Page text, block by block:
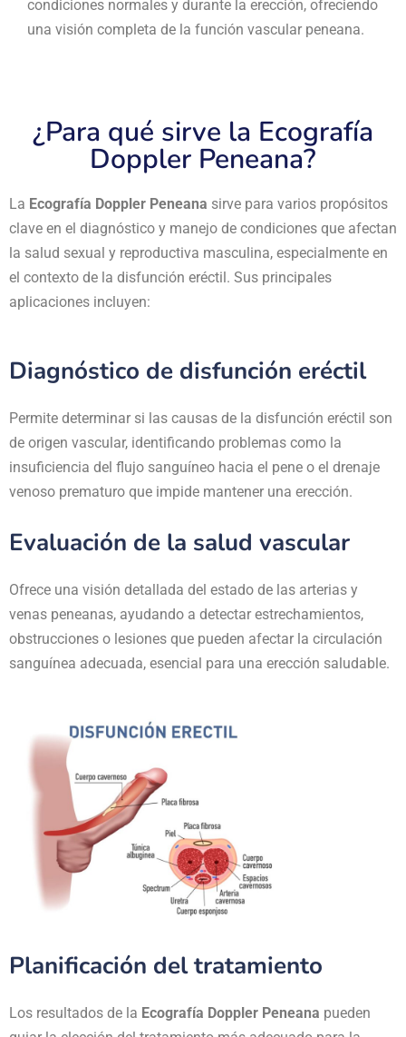
condiciones normales y durante la erección, ofreciendo
una visión completa de la función vascular peneana.
¿Para qué sirve la Ecografía
Doppler Peneana?
La Ecografía Doppler Peneana sirve para varios propósitos
clave en el diagnóstico y manejo de condiciones que afectan
la salud sexual y reproductiva masculina, especialmente en
el contexto de la disfunción eréctil. Sus principales
aplicaciones incluyen:
Diagnóstico de disfunción eréctil
Permite determinar si las causas de la disfunción eréctil son
de origen vascular, identificando problemas como la
insuficiencia del flujo sanguíneo hacia el pene o el drenaje
venoso prematuro que impide mantener una erección.
Evaluación de la salud vascular
Ofrece una visión detallada del estado de las arterias y
venas peneanas, ayudando a detectar estrechamientos,
obstrucciones o lesiones que pueden afectar la circulación
sanguínea adecuada, esencial para una erección saludable.
Planificación del tratamiento
Los resultados de la Ecografía Doppler Peneana pueden